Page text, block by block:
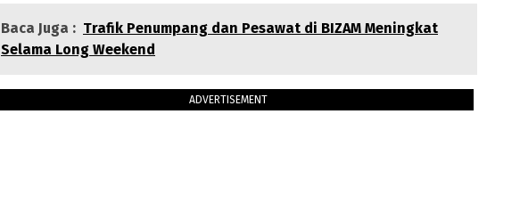
Baca Juga : Trafik Penumpang dan Pesawat di BIZAM Meningkat
Selama Long Weekend
ADVERTISEMENT